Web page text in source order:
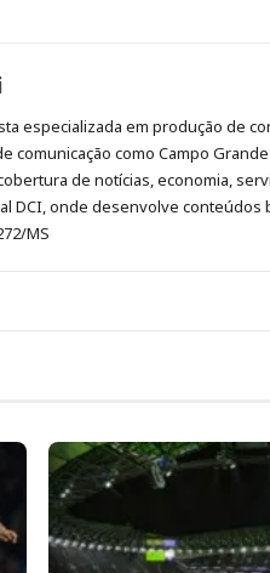
especializada em produção de
comunicação como Campo
de notícias, economia,
DCI, onde desenvolve
MS